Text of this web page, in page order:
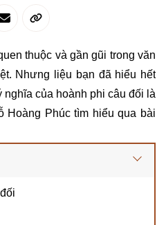
thuộc và gần gũi trong văn
Nhưng liệu bạn đã hiểu hết
của hoành phi câu đối là
Hoàng Phúc tìm hiểu qua bài